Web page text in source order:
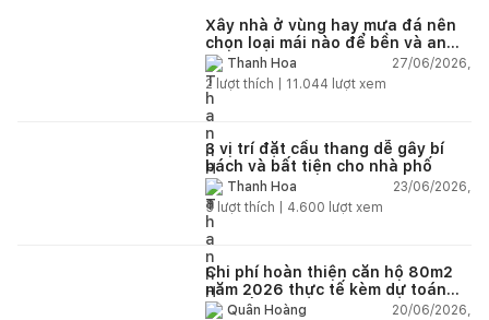
Xây nhà ở vùng hay mưa đá nên
chọn loại mái nào để bền và an
toàn?Thanh Hoa
27/06/2026,
2 lượt thích | 11.044 lượt xem
3 vị trí đặt cầu thang dễ gây bí
bách và bất tiện cho nhà phố
Thanh Hoa
23/06/2026,
5 lượt thích | 4.600 lượt xem
Chi phí hoàn thiện căn hộ 80m2
năm 2026 thực tế kèm dự toán
chi tiết từng hạng mục
Quân Hoàng
20/06/2026,